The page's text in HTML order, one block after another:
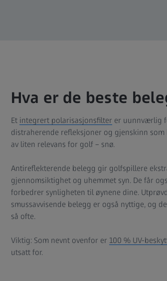
Hva er de beste
Et integrert polarisasjonsfilter er uunnværlig
distraherende refleksjoner og gjenskinn
av liten relevans for golf – snø.
Antireflekterende belegg gir golfspillere
gjennomsiktighet og uhemmet syn. De får
forbedrer synligheten til øynene dine.
smussavvisende belegg er også nyttige, og
så ofte.
Viktig: Som nevnt ovenfor er 100 % UV-
utsatt for.